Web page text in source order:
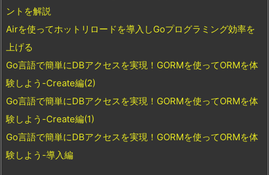
ントを解説
Airを使ってホットリロードを導入しGoプログラミング効率を
上げる
Go言語で簡単にDBアクセスを実現！GORMを使ってORMを体
験しよう-Create編(2)
Go言語で簡単にDBアクセスを実現！GORMを使ってORMを体
験しよう-Create編(1)
Go言語で簡単にDBアクセスを実現！GORMを使ってORMを体
験しよう-導入編